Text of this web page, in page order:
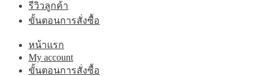
รีวิวลูกค้า
ขั้นตอนการสั่งซื้อ
หน้าแรก
My account
ขั้นตอนการสั่งซื้อ